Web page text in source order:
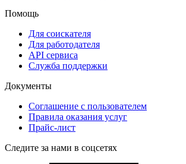
Помощь
Для соискателя
Для работодателя
API сервиса
Служба поддержки
Документы
Соглашение с пользователем
Правила оказания услуг
Прайс-лист
Следите за нами в соцсетях